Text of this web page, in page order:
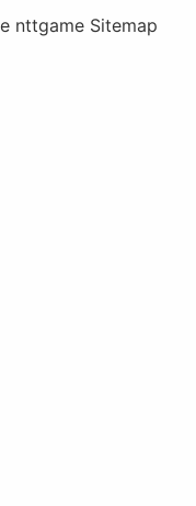
nttgame Sitemap